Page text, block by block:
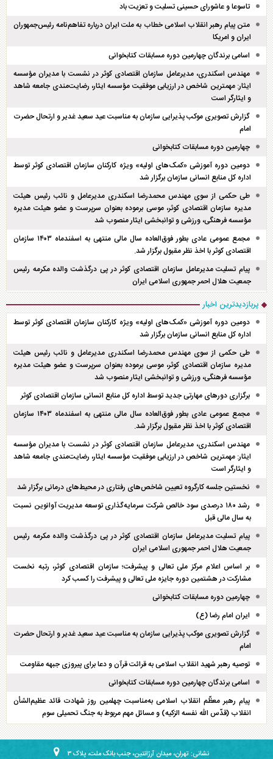
تاسوعا و عاشورای حسینی تسلیت و تعزیت باد
متن پیام رهبر انقلاب اسلامی خطاب به ملت ایران درباره تفاهم‌نامه رئیس‌جمهوران
ایران و امریکا
اسامی برندگان چهارمین دوره مسابقات کتابخوانی
مهندس اسکندری، مدیرعامل سازمان اقتصادی کوثر در نشست با مدیران مؤسسه
ایثار: مهمترین شاخص در ارزیابی موفقیت مؤسسه ایثار، رضایت‌مندی جامعه شاهد
و ایثارگر است
گزارش تصویری موکب پذیرایی سازمان به مناسبت عید سعید غدیر و ارتحال حضرت
امام
چهارمین دوره مسابقات کتابخوانی
دومین دوره آموزشی «کمک‌های اولیه» ویژه کارکنان سازمان اقتصادی کوثر توسط
اداره کل منابع انسانی سازمان برگزار شد
طی حکمی از سوی مهندس محمدرضا اسکندری مدیرعامل و نائب رئیس هیئت
مدیره سازمان اقتصادی کوثر، موسی برموده بعنوان سرپرست و عضو هیئت مدیره
مؤسسه فرهنگی، ورزشی و توانبخشی ایثار منصوب شد
مجمع عمومی عادی بطور فوق‌العاده سال مالی منتهی به اسفند‌ماه ۱۴۰۳ سازمان
اقتصادی کوثر با اخذ نظر مقبول برگزار شد.
پیام تسلیت مدیرعامل سازمان اقتصادی کوثر در پی درگذشت والده مکرمه رئیس
جمعیت هلال احمر جمهوری اسلامی ایران
پربازدیدترین اخبار
دومین دوره آموزشی «کمک‌های اولیه» ویژه کارکنان سازمان اقتصادی کوثر توسط
اداره کل منابع انسانی سازمان برگزار شد
طی حکمی از سوی مهندس محمدرضا اسکندری مدیرعامل و نائب رئیس هیئت
مدیره سازمان اقتصادی کوثر، موسی برموده بعنوان سرپرست و عضو هیئت مدیره
مؤسسه فرهنگی، ورزشی و توانبخشی ایثار منصوب شد
برگزاری دور‌های مهارتی جدید توسط اداره کل منابع انسانی سازمان اقتصادی کوثر
مجمع عمومی عادی بطور فوق‌العاده سال مالی منتهی به اسفند‌ماه ۱۴۰۳ سازمان
اقتصادی کوثر با اخذ نظر مقبول برگزار شد.
مهندس اسکندری، مدیرعامل سازمان اقتصادی کوثر در نشست با مدیران مؤسسه
ایثار: مهمترین شاخص در ارزیابی موفقیت مؤسسه ایثار، رضایت‌مندی جامعه شاهد
و ایثارگر است
نخستین جلسه کارگروه تعیین شاخص‌های رفتاری در محیط‌های درمانی برگزار شد
رشد ۱۸۰ درصدی سود خالص شرکت سرمایه‌گذاری توسعه مدیریت آوانوین نسبت
به سال مالی قبل
پیام تسلیت مدیرعامل سازمان اقتصادی کوثر در پی درگذشت والده مکرمه رئیس
جمعیت هلال احمر جمهوری اسلامی ایران
بر اساس اعلام مرکز ملی تعالی و پیشرفت؛ سازمان اقتصادی کوثر، رتبه نخست
مشارکت در هشتمین دوره جایزه ملی تعالی و پیشرفت را کسب کرد
چهارمین دوره مسابقات کتابخوانی
ایران امام رضا (ع)
گزارش تصویری موکب پذیرایی سازمان به مناسبت عید سعید غدیر و ارتحال حضرت
امام
توصیه رهبر شهید انقلاب اسلامی به قرائت قرآن و دعا برای پیروزی جبهه مقاومت
اسامی برندگان چهارمین دوره مسابقات کتابخوانی
پیام رهبر معظّم انقلاب اسلامی به‌مناسبت چهلمین روز شهادت قائد عظیم‌الشأن
انقلاب (قدّس الله نفسه الزکیه) و مسائل مهم مربوط به جنگ تحمیلی سوم
نشانی: تهران، میدان آرژانتین، جنب بانک ملت، پلاک ۳